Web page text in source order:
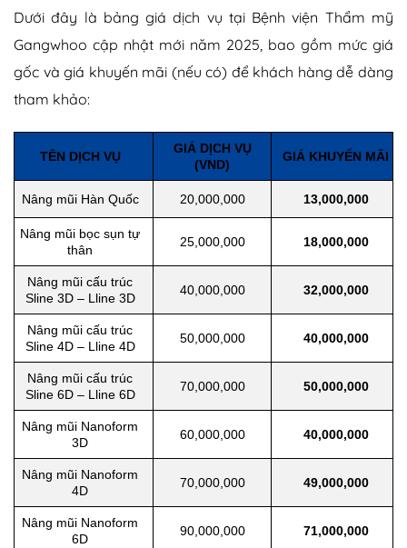
Dưới đây là bảng giá dịch vụ tại Bệnh viện Thẩm mỹ
Gangwhoo cập nhật mới năm 2025, bao gồm mức giá
gốc và giá khuyến mãi (nếu có) để khách hàng dễ dàng
tham khảo:
TÊN DỊCH VỤ
GIÁ DỊCH VỤ
(VND)
GIÁ KHUYẾN MÃI
Nâng mũi Hàn Quốc 20,000,000 13,000,000
Nâng mũi bọc sụn tự
thân
25,000,000 18,000,000
Nâng mũi cấu trúc
Sline 3D – Lline 3D
40,000,000 32,000,000
Nâng mũi cấu trúc
Sline 4D – Lline 4D
50,000,000 40,000,000
Nâng mũi cấu trúc
Sline 6D – Lline 6D
70,000,000 50,000,000
Nâng mũi Nanoform
3D
60,000,000 40,000,000
Nâng mũi Nanoform
4D
70,000,000 49,000,000
Nâng mũi Nanoform
6D
90,000,000 71,000,000